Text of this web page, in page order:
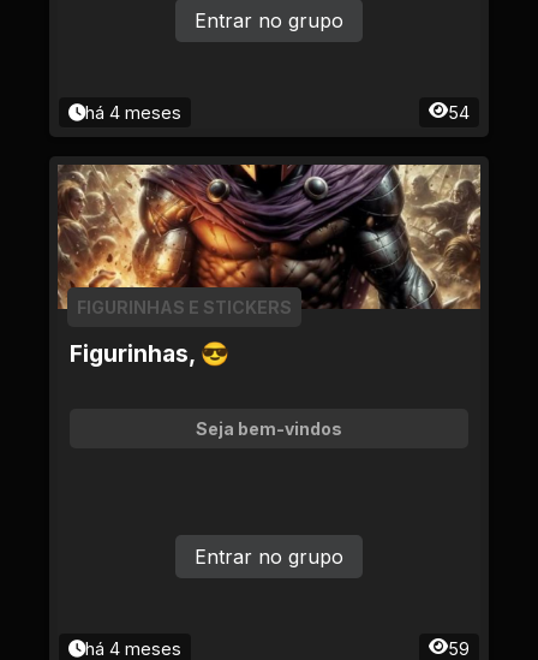
há 4 meses 54
Entrar no grupo
Figurinhas, 😎
FIGURINHAS E STICKERS
Seja bem-vindos
há 4 meses 59
Entrar no grupo